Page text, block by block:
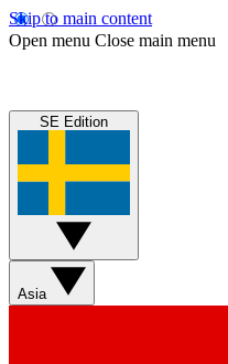
Skip to main content
Open menu Close main menu
SE Edition
Asia